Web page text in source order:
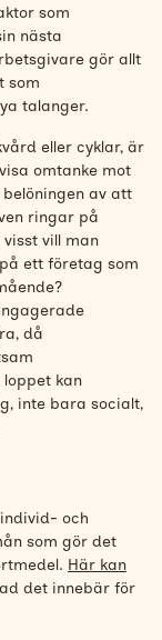
som
nästa
gör allt
som
talanger.
eller cyklar, är
omtanke mot
av att
ringar på
vill man
ett företag som
då
loppet kan
inte bara socialt,
och
som gör det
Här kan
det innebär för